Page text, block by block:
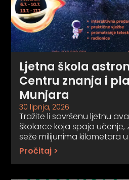
Ljetna škola
Centru znanja i
Munjara
30 lipnja, 2026
Tražite li savršenu ljetnu
školarce koja spaja
seže milijunima kilometara
Pročitaj >